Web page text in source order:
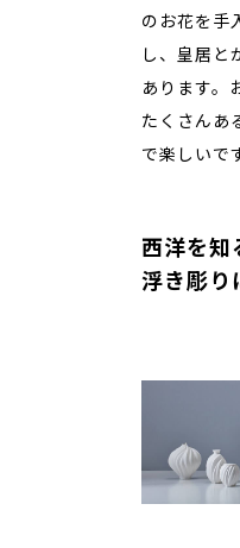
のお花を手
し、皇居と
あります。
たくさんあ
で楽しいで
西洋を知
浮き彫り